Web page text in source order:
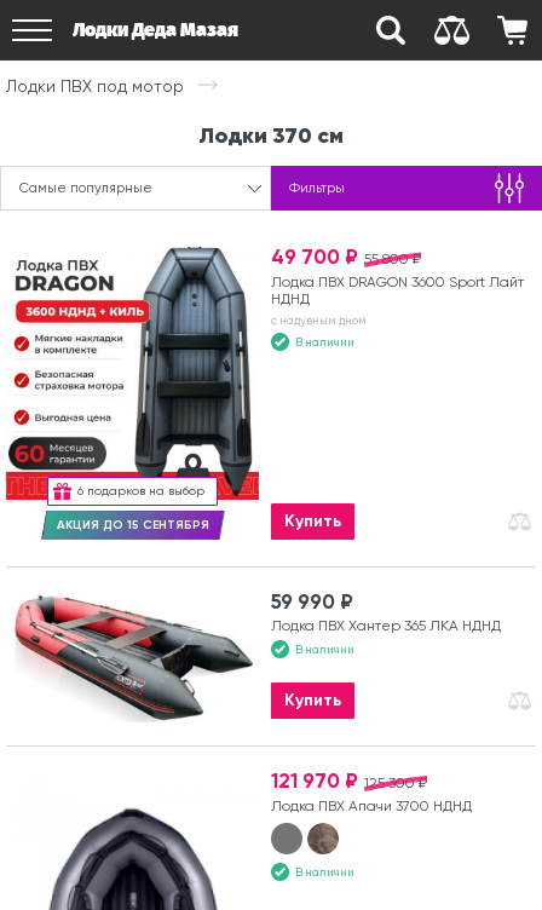
Лодки Деда Мазая
Лодки ПВХ под мотор
Лодки 370 см
Самые популярные Фильтры
6 подарков на выбор
АКЦИЯ ДО 15 СЕНТЯБРЯ
55 800 ₽
49 700 ₽
Лодка ПВХ DRAGON 3600 Sport Лайт
НДНД
с надувным дном
В наличии
Купить
59 990 ₽
Лодка ПВХ Хантер 365 ЛКА НДНД
В наличии
Купить
125 300 ₽
121 970 ₽
Лодка ПВХ Апачи 3700 НДНД
В наличии